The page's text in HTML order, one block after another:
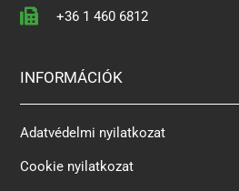
+36 1 460 6812
INFORMÁCIÓK
Adatvédelmi nyilatkozat
Cookie nyilatkozat